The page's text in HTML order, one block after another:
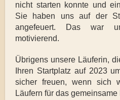
nicht starten konnte und
Sie haben uns auf der
angefeuert. Das war
motivierend.
Übrigens unsere Läuferin,
Ihren Startplatz auf 2023
sicher freuen, wenn sich
Läufern für das